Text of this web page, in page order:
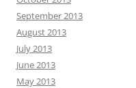
September 2013
August 2013
July 2013
June 2013
May 2013